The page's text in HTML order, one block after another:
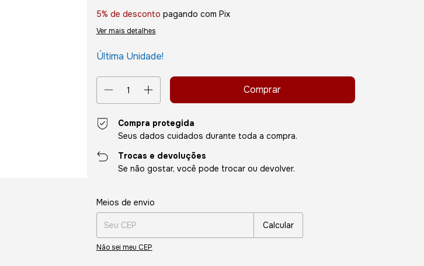
5% de desconto pagando com Pix
Ver mais detalhes
Última Unidade!
Compra protegida
Seus dados cuidados durante toda a compra.
Trocas e devoluções
Se não gostar, você pode trocar ou devolver.
Entregas para o CEP:
Meios de envio
Calcular
Não sei meu CEP